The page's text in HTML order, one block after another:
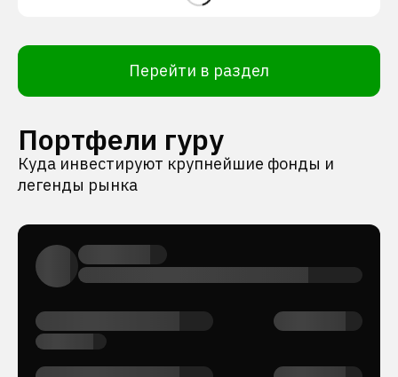
Перейти в раздел
Портфели гуру
Куда инвестируют крупнейшие фонды и
легенды рынка